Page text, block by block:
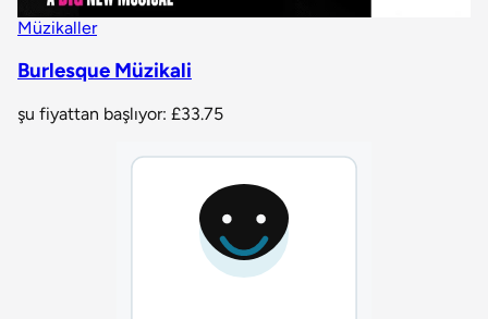
Müzikaller
Burlesque Müzikali
şu fiyattan başlıyor: £33.75